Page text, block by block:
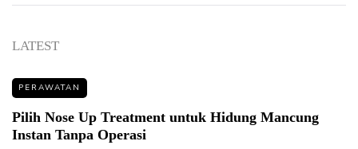
LATEST
PERAWATAN
Pilih Nose Up Treatment untuk Hidung Mancung
Instan Tanpa Operasi